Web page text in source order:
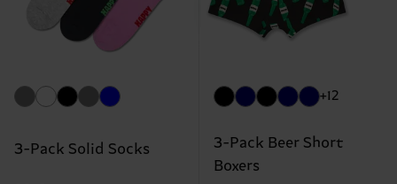
3-Pack Solid Socks
+12
3-Pack Beer Short
Boxers